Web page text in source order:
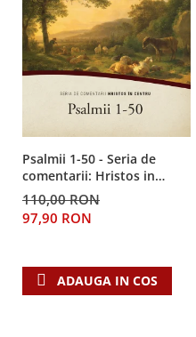
Mediu
Sanatate / nutritie
Psalmii 1-50 - Seria de
comentarii: Hristos in
centru
110,00 RON
97,90 RON
ADAUGA IN COS